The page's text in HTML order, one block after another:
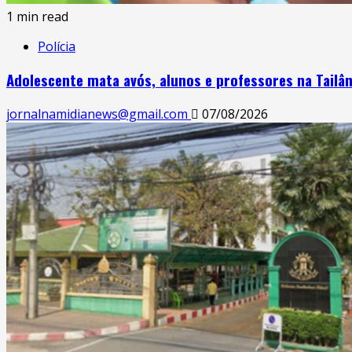
1 min read
Polícia
Adolescente mata avós, alunos e professores na
jornalnamidianews@gmail.com 07/08/2026